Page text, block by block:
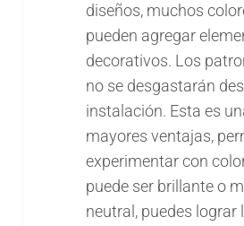
diseños, muchos
pueden agregar
decorativos. Los
no se desgastarán
instalación. Esta es
mayores ventajas,
experimentar con
puede ser brillante o
neutral, puedes lograr